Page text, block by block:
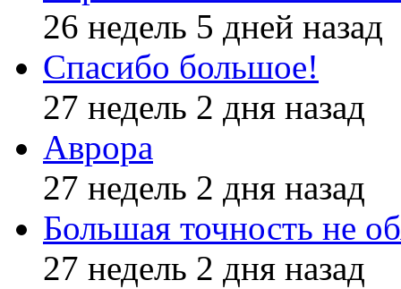
26 недель 5 дней назад
Спасибо большое!
27 недель 2 дня назад
Аврора
27 недель 2 дня назад
Большая точность не
27 недель 2 дня назад